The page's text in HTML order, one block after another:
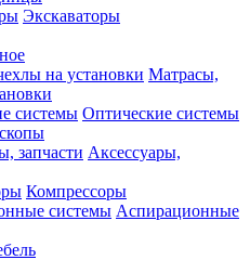
Экскаваторы
Матрасы,
Оптические системы
Аксессуары,
Компрессоры
Аспирационные